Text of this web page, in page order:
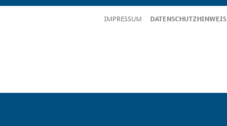
IM­PRES­S­UM DA­TEN­SCHUTZ­HIN­WEIS